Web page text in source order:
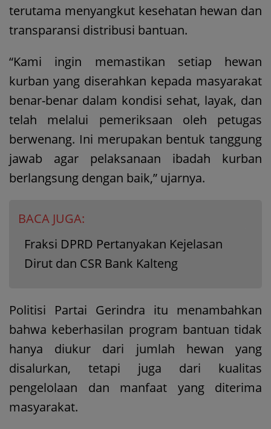
terutama menyangkut kesehatan hewan dan
transparansi distribusi bantuan.
“Kami ingin memastikan setiap hewan
kurban yang diserahkan kepada masyarakat
benar-benar dalam kondisi sehat, layak, dan
telah melalui pemeriksaan oleh petugas
berwenang. Ini merupakan bentuk tanggung
jawab agar pelaksanaan ibadah kurban
berlangsung dengan baik,” ujarnya.
BACA JUGA:
Fraksi DPRD Pertanyakan Kejelasan
Dirut dan CSR Bank Kalteng
Politisi Partai Gerindra itu menambahkan
bahwa keberhasilan program bantuan tidak
hanya diukur dari jumlah hewan yang
disalurkan, tetapi juga dari kualitas
pengelolaan dan manfaat yang diterima
masyarakat.